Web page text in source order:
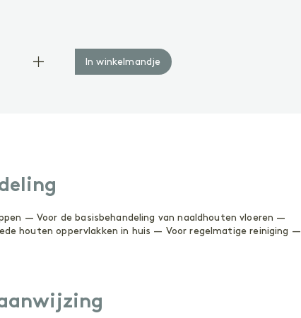
In winkelmandje
— Voor de basisbehandeling van naaldhouten vloeren —
houten oppervlakken in huis — Voor regelmatige reiniging —